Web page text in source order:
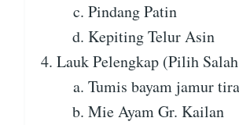
Pindang Patin
Kepiting Telur Asin
Lauk Pelengkap (Pilih
Tumis bayam jamur
Mie Ayam Gr. Kailan